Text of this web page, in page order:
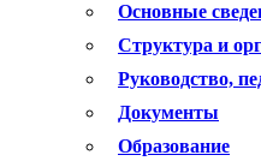
Основные
Структура и
Руководство,
Документы
Образование